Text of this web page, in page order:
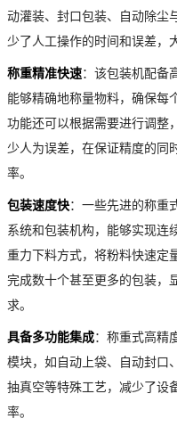
动灌装、封口包装、自动除尘
少了人工操作的时间和误差，
称重精准快速：该包装机配备
能够精确地称量物料，确保每
功能还可以根据需要进行调整
少人为误差，在保证精度的同
率。
包装速度快：一些先进的称重
系统和包装机构，能够实现连
重力下料方式，将粉料快速定
完成数十个甚至更多的包装，
求。
具备多功能集成：称重式高精
模块，如自动上袋、自动封口
抽真空等特殊工艺，减少了设
率。